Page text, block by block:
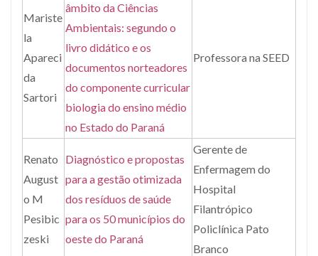
Mariste
la
Apareci
da
Sartori
âmbito da Ciências
Ambientais: segundo o
livro didático e os
documentos norteadores
do componente curricular
biologia do ensino médio
no Estado do Paraná
Professora na SEED
Renato
August
o M
Pesibic
zeski
Diagnóstico e propostas
para a gestão otimizada
dos resíduos de saúde
para os 50 municípios do
oeste do Paraná
Gerente de
Enfermagem do
Hospital
Filantrópico
Policlínica Pato
Branco